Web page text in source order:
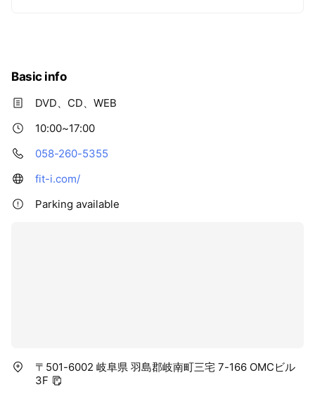
Basic info
DVD、CD、WEB
10:00~17:00
058-260-5355
fit-i.com/
Parking available
〒501-6002 岐阜県 羽島郡岐南町三宅 7-166 OMCビル
3F